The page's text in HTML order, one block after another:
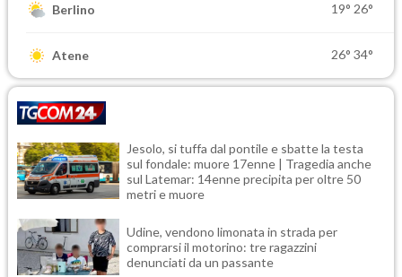
Berlino 19° 26°
Atene 26° 34°
Jesolo, si tuffa dal pontile e sbatte la testa
sul fondale: muore 17enne | Tragedia anche
sul Latemar: 14enne precipita per oltre 50
metri e muore
Udine, vendono limonata in strada per
comprarsi il motorino: tre ragazzini
denunciati da un passante